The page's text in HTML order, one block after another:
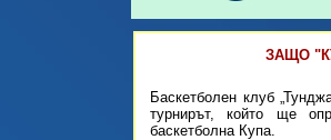
ЗАЩО
Баскетболен клуб
турнирът, който ще
баскетболна Купа.